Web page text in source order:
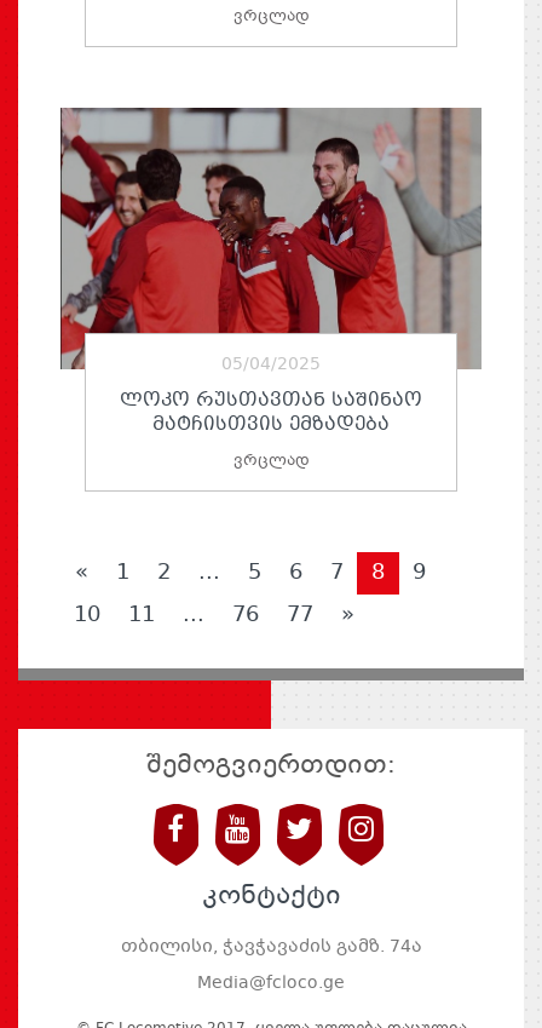
ვრცლად
05/04/2025
ᲚᲝᲙᲝ ᲠᲣᲡᲗᲐᲕᲗᲐᲜ ᲡᲐᲨᲘᲜᲐᲝ
ᲛᲐᲢᲩᲘᲡᲗᲕᲘᲡ ᲔᲛᲖᲐᲓᲔᲑᲐ
ვრცლად
« 1 2 ... 5 6 7 8
9
10
11 ... 76 77 »
შემოგვიერთდით:
კონტაქტი
თბილისი, ჭავჭავაძის გამზ. 74ა
Media@fcloco.ge